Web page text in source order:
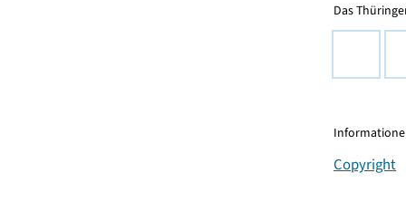
Das
Copyright